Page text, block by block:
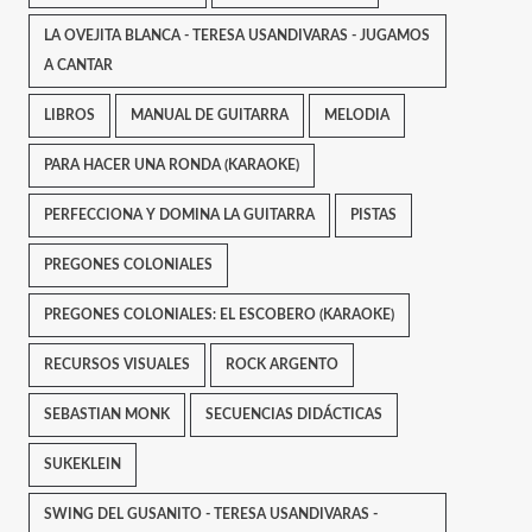
LA OVEJITA BLANCA - TERESA USANDIVARAS - JUGAMOS
A CANTAR
LIBROS MANUAL DE GUITARRA MELODIA
PARA HACER UNA RONDA (KARAOKE)
PERFECCIONA Y DOMINA LA GUITARRA PISTAS
PREGONES COLONIALES
PREGONES COLONIALES: EL ESCOBERO (KARAOKE)
RECURSOS VISUALES ROCK ARGENTO
SEBASTIAN MONK SECUENCIAS DIDÁCTICAS
SUKEKLEIN
SWING DEL GUSANITO - TERESA USANDIVARAS -